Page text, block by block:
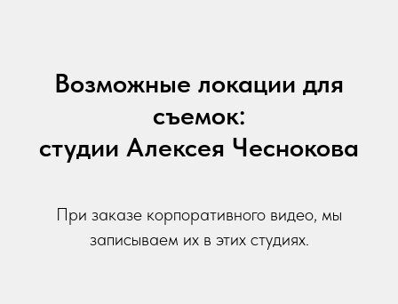
Возможные локации для
съемок:
студии Алексея Чеснокова
При заказе корпоративного видео, мы
записываем их в этих студиях.